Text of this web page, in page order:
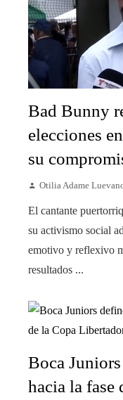
Bad Bunny
elecciones
su
Otilia Adame
El cantante
su activismo social
emotivo y reflexivo
resultados ...
Boca
hacia la fase